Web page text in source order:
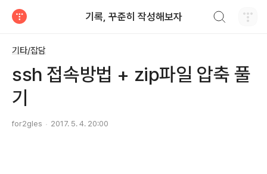
기록, 꾸준히 작성해보자
기타/잡담
ssh 접속방법 + zip파일 압축 풀
기
for2gles 2017. 5. 4. 20:00